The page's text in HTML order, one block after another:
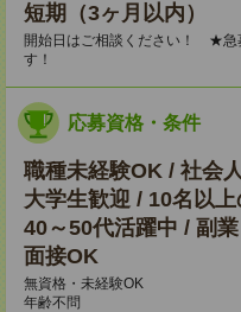
短期（3ヶ月以内）
開始日はご相談ください！ ★
す！
応募資格・条件
職種未経験OK / 社会
大学生歓迎 / 10名以
40～50代活躍中 / 副
面接OK
無資格・未経験OK
年齢不問